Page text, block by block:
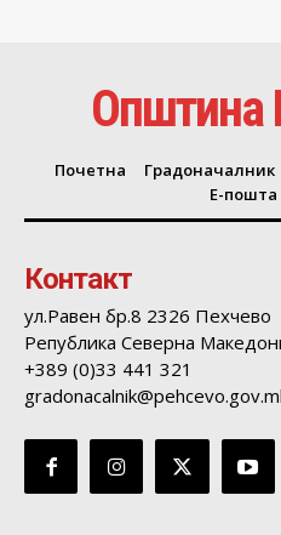
Почетна Градоначалник
Е-пошта
Контакт
ул.Равен бр.8 2326 Пехчево
Република Северна
+389 (0)33 441 321